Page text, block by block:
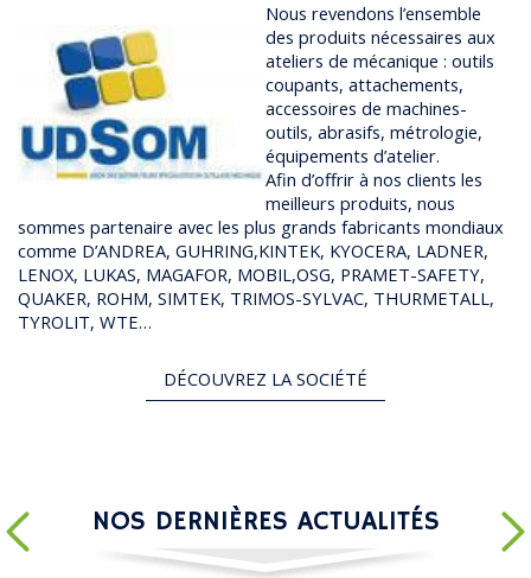
Nous revendons l’ensemble
des produits nécessaires aux
ateliers de mécanique : outils
coupants, attachements,
accessoires de machines-
outils, abrasifs, métrologie,
équipements d’atelier.
Afin d’offrir à nos clients les
meilleurs produits, nous
sommes partenaire avec les plus grands fabricants mondiaux
comme D’ANDREA, GUHRING,KINTEK, KYOCERA, LADNER,
LENOX, LUKAS, MAGAFOR, MOBIL,OSG, PRAMET-SAFETY,
QUAKER, ROHM, SIMTEK, TRIMOS-SYLVAC, THURMETALL,
TYROLIT, WTE…
DÉCOUVREZ LA SOCIÉTÉ
NOS DERNIÈRES ACTUALITÉS